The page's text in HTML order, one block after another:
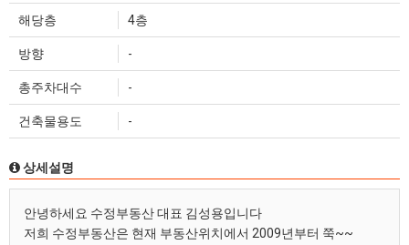
해당층 4층
방향 -
총주차대수 -
건축물용도 -
상세설명
안녕하세요 수정부동산 대표 김성용입니다
저희 수정부동산은 현재 부동산위치에서 2009년부터 쭉~~